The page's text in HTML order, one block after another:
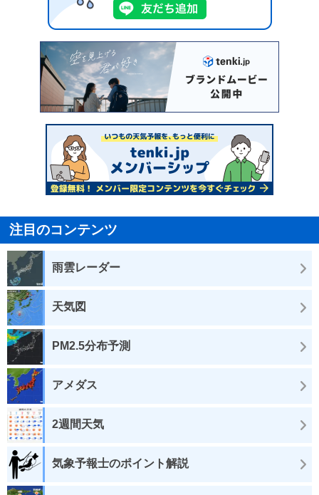
注目のコンテンツ
雨雲レーダー
天気図
PM2.5分布予測
アメダス
2週間天気
気象予報士のポイント解説